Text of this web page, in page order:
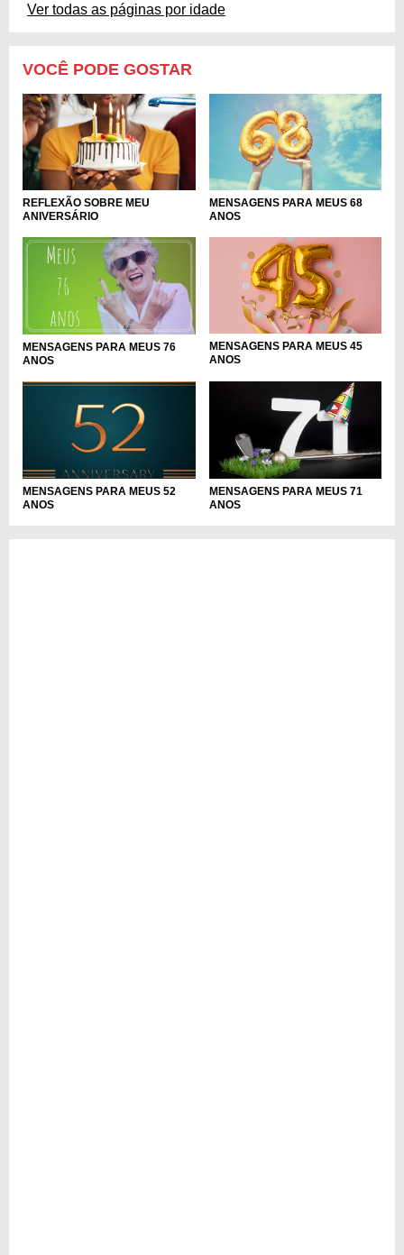
Ver todas as páginas por idade
VOCÊ PODE GOSTAR
REFLEXÃO SOBRE MEU
ANIVERSÁRIO
MENSAGENS PARA MEUS 68
ANOS
MENSAGENS PARA MEUS 76
ANOS
MENSAGENS PARA MEUS 45
ANOS
MENSAGENS PARA MEUS 52
ANOS
MENSAGENS PARA MEUS 71
ANOS